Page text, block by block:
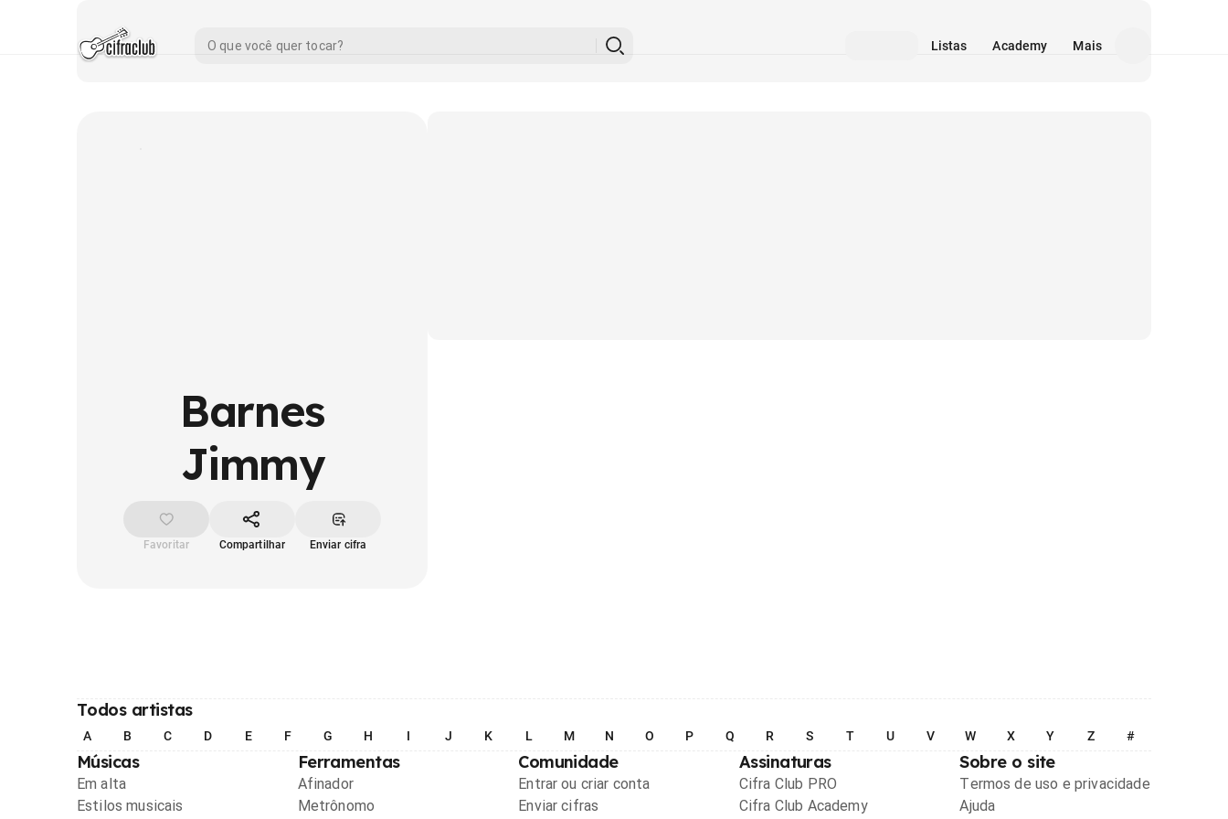
Listas Academy Mais
Barnes
Jimmy
Favoritar Compartilhar Enviar cifra
Todos artistas
A B C D E F G H I J K L M N O P Q R S T U V W X Y Z #
Músicas
Em alta
Estilos musicais
Ferramentas
Afinador
Metrônomo
Comunidade
Entrar ou criar conta
Enviar cifras
Assinaturas
Cifra Club PRO
Cifra Club Academy
Sobre o site
Termos de uso e privacidade
Ajuda